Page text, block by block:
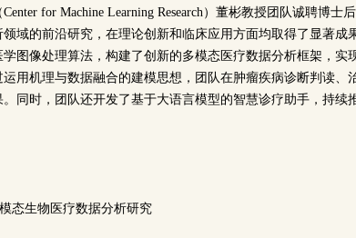
for Machine Learning Research）董彬教授团队诚聘博士
域的前沿研究，在理论创新和临床应用方面均取得了显著成
图像处理算法，构建了创新的多模态医疗数据分析框架，实
用机理与数据融合的建模思想，团队在肿瘤疾病诊断判读、
同时，团队还开发了基于大语言模型的智慧诊疗助手，持续
态生物医疗数据分析研究